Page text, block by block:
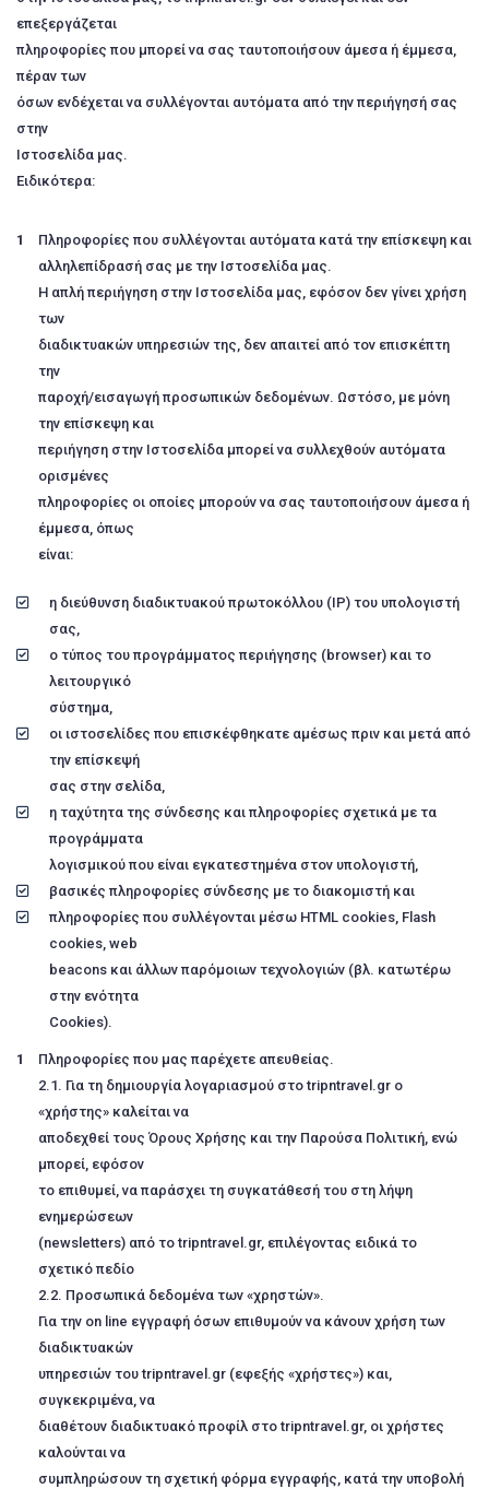
επεξεργάζεται
πληροφορίες που μπορεί να σας ταυτοποιήσουν άμεσα ή έμμεσα,
πέραν των
όσων ενδέχεται να συλλέγονται αυτόματα από την περιήγησή σας
στην
Ιστοσελίδα μας.
Ειδικότερα:
Πληροφορίες που συλλέγονται αυτόματα κατά την επίσκεψη και
αλληλεπίδρασή σας με την Ιστοσελίδα μας.
Η απλή περιήγηση στην Ιστοσελίδα μας, εφόσον δεν γίνει χρήση
των
διαδικτυακών υπηρεσιών της, δεν απαιτεί από τον επισκέπτη
την
παροχή/εισαγωγή προσωπικών δεδομένων. Ωστόσο, με μόνη
την επίσκεψη και
περιήγηση στην Ιστοσελίδα μπορεί να συλλεχθούν αυτόματα
ορισμένες
πληροφορίες οι οποίες μπορούν να σας ταυτοποιήσουν άμεσα ή
έμμεσα, όπως
είναι:
η διεύθυνση διαδικτυακού πρωτοκόλλου (ΙΡ) του υπολογιστή
σας,
ο τύπος του προγράμματος περιήγησης (browser) και το
λειτουργικό
σύστημα,
οι ιστοσελίδες που επισκέφθηκατε αμέσως πριν και μετά από
την επίσκεψή
σας στην σελίδα,
η ταχύτητα της σύνδεσης και πληροφορίες σχετικά με τα
προγράμματα
λογισμικού που είναι εγκατεστημένα στον υπολογιστή,
βασικές πληροφορίες σύνδεσης με το διακομιστή και
πληροφορίες που συλλέγονται μέσω HTML cookies, Flash
cookies, web
beacons και άλλων παρόμοιων τεχνολογιών (βλ. κατωτέρω
στην ενότητα
Cookies).
Πληροφορίες που μας παρέχετε απευθείας.
2.1. Για τη δημιουργία λογαριασμού στο tripntravel.gr ο
«χρήστης» καλείται να
αποδεχθεί τους Όρους Χρήσης και την Παρούσα Πολιτική, ενώ
μπορεί, εφόσον
το επιθυμεί, να παράσχει τη συγκατάθεσή του στη λήψη
ενημερώσεων
(newsletters) από τo tripntravel.gr, επιλέγοντας ειδικά το
σχετικό πεδίο
2.2. Προσωπικά δεδομένα των «χρηστών».
Για την on line εγγραφή όσων επιθυμούν να κάνουν χρήση των
διαδικτυακών
υπηρεσιών του tripntravel.gr (εφεξής «χρήστες») και,
συγκεκριμένα, να
διαθέτουν διαδικτυακό προφίλ στο tripntravel.gr, οι χρήστες
καλούνται να
συμπληρώσουν τη σχετική φόρμα εγγραφής, κατά την υποβολή